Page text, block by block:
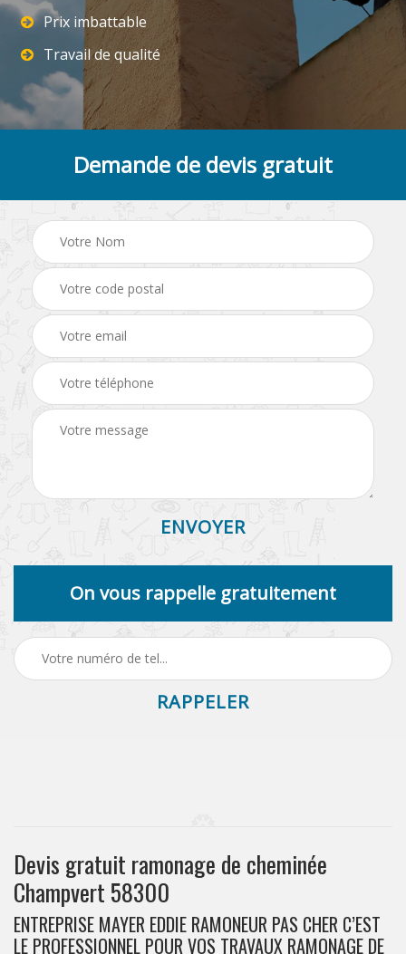
Prix imbattable
Travail de qualité
Demande de devis gratuit
On vous rappelle gratuitement
Devis gratuit ramonage de cheminée
Champvert 58300
ENTREPRISE MAYER EDDIE RAMONEUR PAS CHER C’EST
LE PROFESSIONNEL POUR VOS TRAVAUX RAMONAGE DE